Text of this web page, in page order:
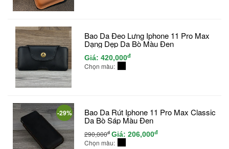
Bao Da Đeo Lưng Iphone 11 Pro Max
Dạng Dẹp Da Bò Màu Đen
Giá: 420,000đ
Chọn màu:
-29% Bao Da Rút Iphone 11 Pro Max Classic
Da Bò Sáp Màu Đen
290,000đ Giá: 206,000đ
Chọn màu: